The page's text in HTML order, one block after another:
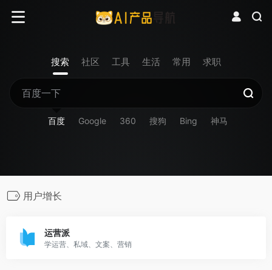
搜索 社区 工具 生活 常用 求职
百度 Google 360 搜狗 Bing 神马
用户增长
运营派
学运营、私域、文案、营销